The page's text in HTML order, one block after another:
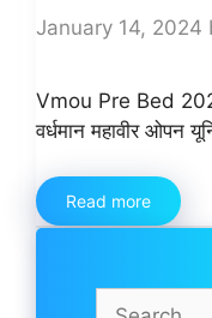
January 14, 2024
Vmou Pre Bed
वर्धमान महावीर ओपन
Read more
Search